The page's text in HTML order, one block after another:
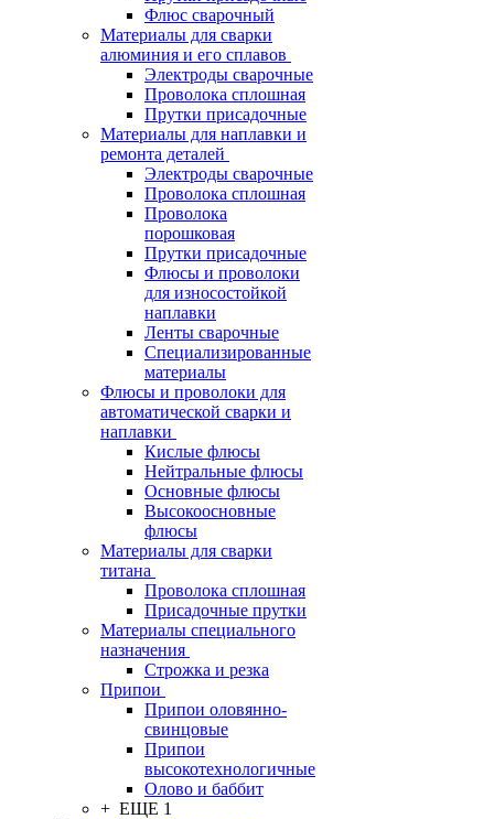
Флюс сварочный
Материалы для сварки
алюминия и его сплавов
Электроды сварочные
Проволока сплошная
Прутки присадочные
Материалы для наплавки и
ремонта деталей
Электроды сварочные
Проволока сплошная
Проволока
порошковая
Прутки присадочные
Флюсы и проволоки
для износостойкой
наплавки
Ленты сварочные
Специализированные
материалы
Флюсы и проволоки для
автоматической сварки и
наплавки
Кислые флюсы
Нейтральные флюсы
Основные флюсы
Высокоосновные
флюсы
Материалы для сварки
титана
Проволока сплошная
Присадочные прутки
Материалы специального
назначения
Строжка и резка
Припои
Припои оловянно-
свинцовые
Припои
высокотехнологичные
Олово и баббит
+ ЕЩЕ 1